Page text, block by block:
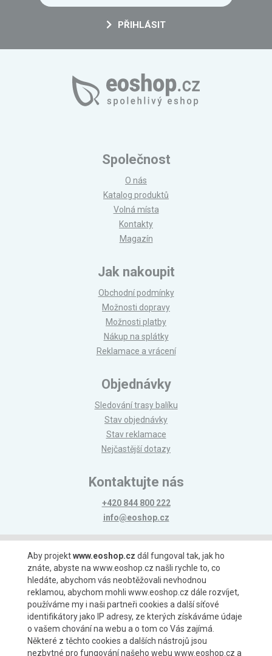
PŘIHLÁSIT
Společnost
O nás
Katalog produktů
Volná místa
Kontakty
Magazín
Jak nakoupit
Obchodní podmínky
Možnosti dopravy
Možnosti platby
Nákup na splátky
Reklamace a vrácení
Objednávky
Sledování trasy balíku
Stav objednávky
Stav reklamace
Nejčastější dotazy
Kontaktujte nás
+420 844 800 222
info@eoshop.cz
Možnosti platby
Možnosti dopravy
Aby projektwww.eoshop.cz dál fungoval tak, jak ho
znáte, abyste na www.eoshop.cz našli rychle to, co
hledáte, abychom vás neobtěžovali nevhodnou
reklamou, abychom mohli www.eoshop.cz dále rozvíjet,
používáme my i naši partneři cookies a další síťové
identifikátory jako IP adresy, ze kterých získáváme údaje
o vašem chování na webu a o tom co Vás zajímá.
Některé z těchto cookies a dalších nástrojů jsou
nezbytné pro fungování našeho webu www.eoshop.cz a